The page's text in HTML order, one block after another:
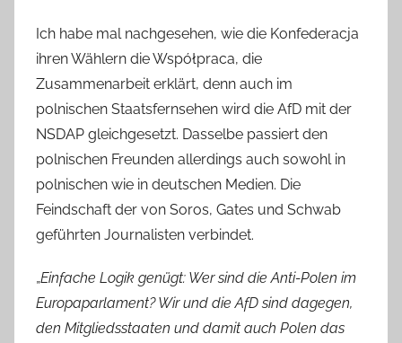
Ich habe mal nachgesehen, wie die Konfederacja
ihren Wählern die Współpraca, die
Zusammenarbeit erklärt, denn auch im
polnischen Staatsfernsehen wird die AfD mit der
NSDAP gleichgesetzt. Dasselbe passiert den
polnischen Freunden allerdings auch sowohl in
polnischen wie in deutschen Medien. Die
Feindschaft der von Soros, Gates und Schwab
geführten Journalisten verbindet.
„Einfache Logik genügt: Wer sind die Anti-Polen im
Europaparlament? Wir und die AfD sind dagegen,
den Mitgliedsstaaten und damit auch Polen das